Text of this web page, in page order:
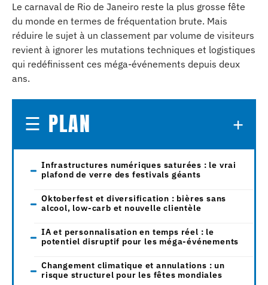
Le carnaval de Rio de Janeiro reste la plus grosse fête
du monde en termes de fréquentation brute. Mais
réduire le sujet à un classement par volume de visiteurs
revient à ignorer les mutations techniques et logistiques
qui redéfinissent ces méga-événements depuis deux
ans.
PLAN
Infrastructures numériques saturées : le vrai
plafond de verre des festivals géants
Oktoberfest et diversification : bières sans
alcool, low-carb et nouvelle clientèle
IA et personnalisation en temps réel : le
potentiel disruptif pour les méga-événements
Changement climatique et annulations : un
risque structurel pour les fêtes mondiales